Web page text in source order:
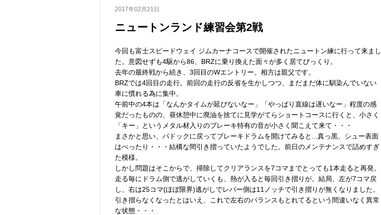
2017年02月21日
ニュートンランド練習会第2戦
今回も富士スピードウェイ ジムカーナコースで開催されたニュートン練に行って来まし
た。意図せずも4駆から86、BRZに乗り換えた面々が多く居てびっくり。
去年の最終戦から続き、3回目のWエントリー。相方は親父です。
BRZでは4回目の走行。前回の走行の反省を生かしつつ、まだまだ体に馴染んでいない
車に慣れる為に集中。
午前中の4本は「なんかタイムが延びないなー」「やっぱり直線は遅いなー」程度の感
覚だったものの、昼休憩中に廃油を捨てに見学がてらショートコースに行くと、小さく
「キー」というメタル材入りのブレーキ特有の音が小さく聞こえて来て・・・
まさかと思い、パドックに戻ってブレーキドラムを開けてみると...真っ黒、シュー表面
はべったり・・・結構な間引き摺っていたようでした。前日のメンテナンスで詰めすぎ
た模様。
しかし問題はそこからで、掃除してクリアランスを7コマまでとっても1本走ると再発。
走る毎にドラム側で逃がしていくも、熱が入ると毎回引き摺りが。結局、左が7コマ戻
し、右は25コマ(ほぼ限界)逃がしでレバー側は11ノッチで引き摺りが無くなりました。
引き摺らなくなったとはいえ、これで左右のバランスもとれてるという間違いなく異常
な状態・・・